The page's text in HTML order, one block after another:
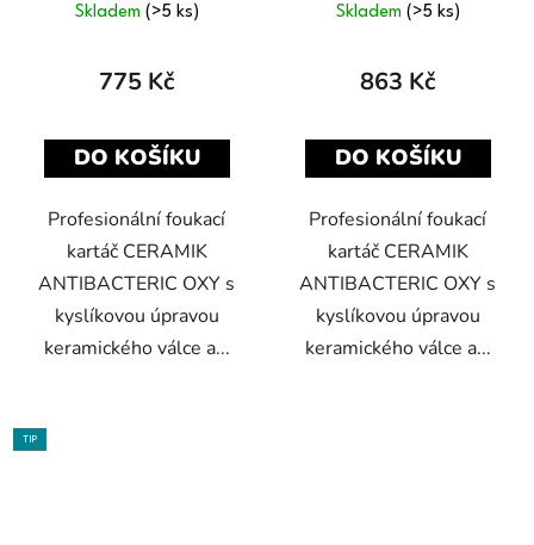
Skladem (>5 ks)
775 Kč
DO KOŠÍKU
Profesionální foukací
kartáč CERAMIK
ANTIBACTERIC OXY s
kyslíkovou úpravou
keramického válce a...
Skladem (>5 ks)
863 Kč
DO KOŠÍKU
Profesionální foukací
kartáč CERAMIK
ANTIBACTERIC OXY s
kyslíkovou úpravou
keramického válce a...
TIP